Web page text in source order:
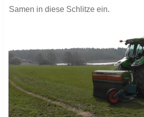
Samen in diese Schlitze ein.